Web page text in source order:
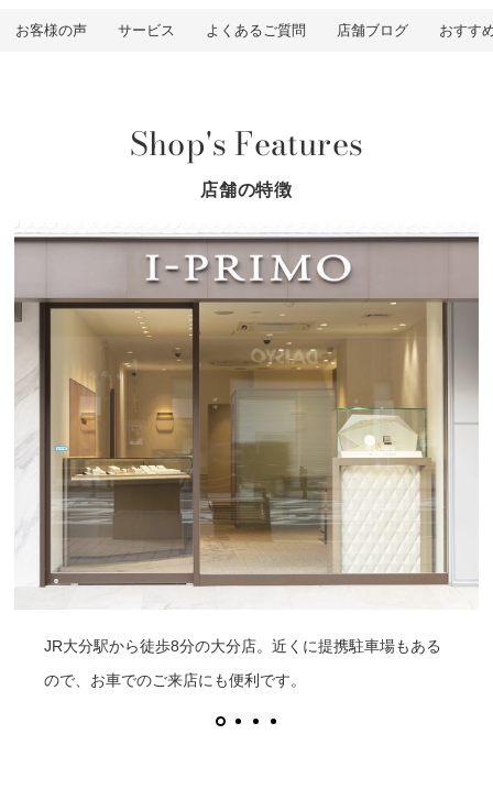
お客様の声 サービス よくあるご質問 店舗ブログ おすす
Shop's Features
店舗の特徴
JR大分駅から徒歩8分の大分店。近くに提携駐車場もある
ので、お車でのご来店にも便利です。